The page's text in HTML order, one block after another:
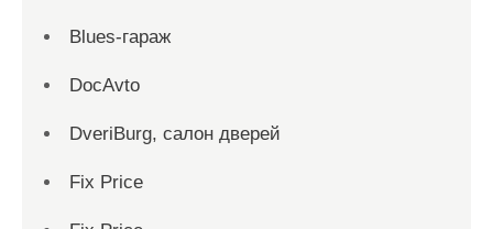
Blues-гараж
DocAvto
DveriBurg, салон дверей
Fix Price